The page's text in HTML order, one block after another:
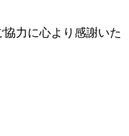
力に心より感謝いた